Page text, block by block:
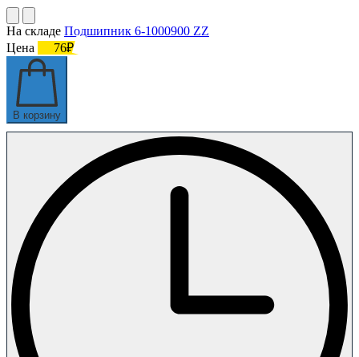
На складе Подшипник 6-1000900 ZZ
Цена
76₽
В корзину